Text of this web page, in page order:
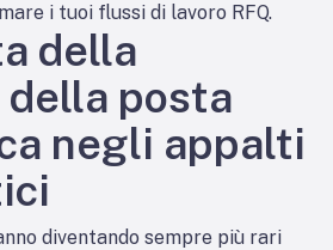
i tuoi flussi di lavoro RFQ.
della
posta
negli appalti
diventando sempre più rari